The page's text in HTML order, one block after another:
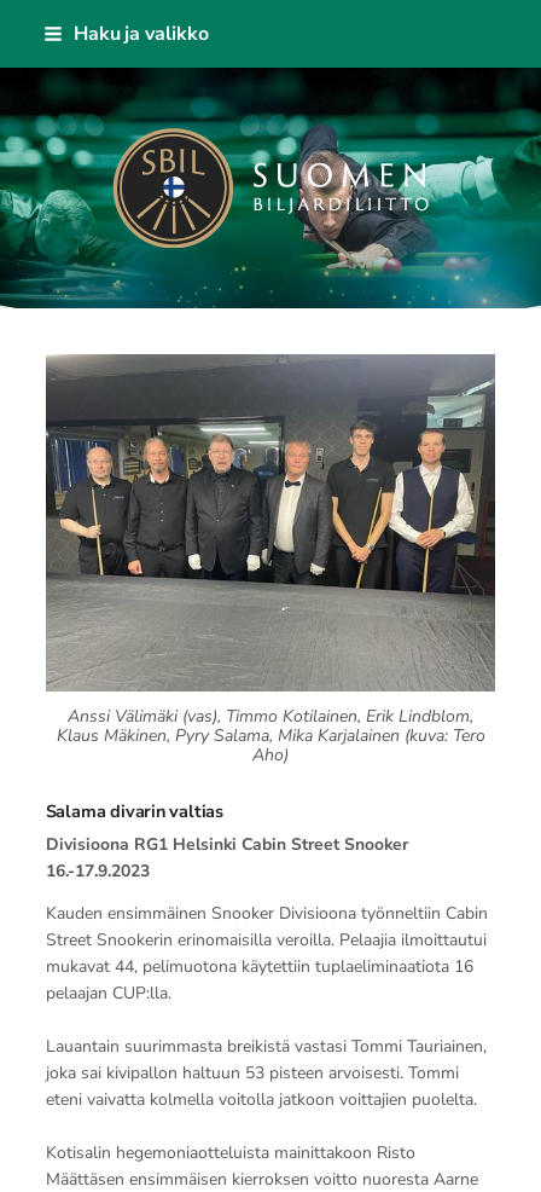
Siirry
sisältöön
Haku ja valikko
Suomen Biljardiliitto ry
Anssi Välimäki (vas), Timmo Kotilainen, Erik Lindblom,
Klaus Mäkinen, Pyry Salama, Mika Karjalainen (kuva: Tero
Aho)
Salama divarin valtias
Divisioona RG1 Helsinki Cabin Street Snooker
16.-17.9.2023
Kauden ensimmäinen Snooker Divisioona työnneltiin Cabin
Street Snookerin erinomaisilla veroilla. Pelaajia ilmoittautui
mukavat 44, pelimuotona käytettiin tuplaeliminaatiota 16
pelaajan CUP:lla.
Lauantain suurimmasta breikistä vastasi Tommi Tauriainen,
joka sai kivipallon haltuun 53 pisteen arvoisesti. Tommi
eteni vaivatta kolmella voitolla jatkoon voittajien puolelta.
Kotisalin hegemoniaotteluista mainittakoon Risto
Määttäsen ensimmäisen kierroksen voitto nuoresta Aarne